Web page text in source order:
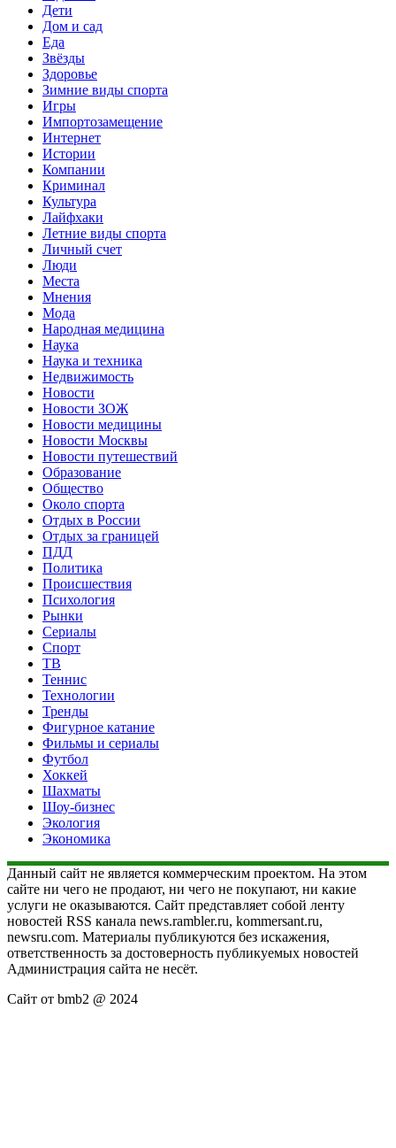
Дети
Дом и сад
Еда
Звёзды
Здоровье
Зимние виды спорта
Игры
Импортозамещение
Интернет
Истории
Компании
Криминал
Культура
Лайфхаки
Летние виды спорта
Личный счет
Люди
Места
Мнения
Мода
Народная медицина
Наука
Наука и техника
Недвижимость
Новости
Новости ЗОЖ
Новости медицины
Новости Москвы
Новости путешествий
Образование
Общество
Около спорта
Отдых в России
Отдых за границей
ПДД
Политика
Происшествия
Психология
Рынки
Сериалы
Спорт
ТВ
Теннис
Технологии
Тренды
Фигурное катание
Фильмы и сериалы
Футбол
Хоккей
Шахматы
Шоу-бизнес
Экология
Экономика
Данный сайт не является коммерческим проектом. На этом
сайте ни чего не продают, ни чего не покупают, ни какие
услуги не оказываются. Сайт представляет собой ленту
новостей RSS канала news.rambler.ru, kommersant.ru,
newsru.com. Материалы публикуются без искажения,
ответственность за достоверность публикуемых новостей
Администрация сайта не несёт.
Сайт от bmb2 @ 2024